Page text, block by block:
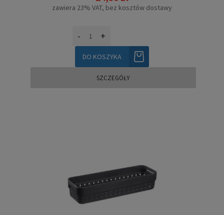
zawiera 23% VAT, bez kosztów dostawy
- +
DO KOSZYKA
SZCZEGÓŁY